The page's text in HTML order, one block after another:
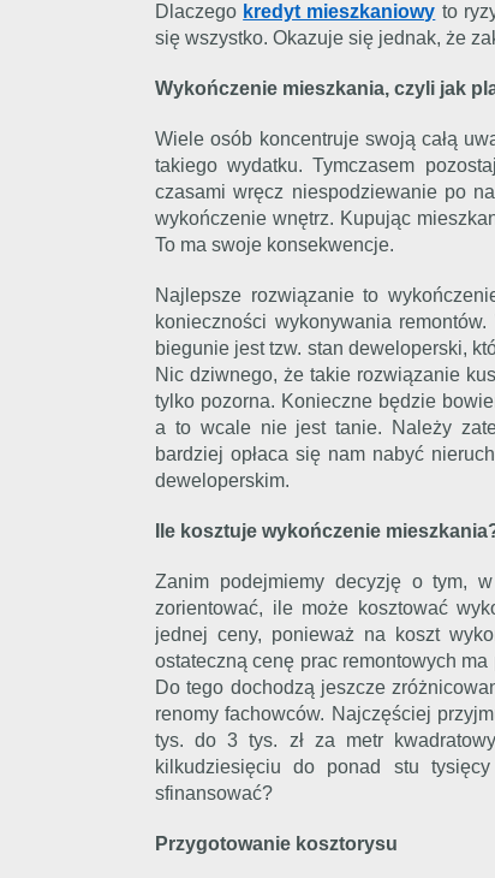
Dlaczego kredyt mieszkaniowy to
się wszystko. Okazuje się jednak, że
Wykończenie mieszkania, czyli jak
Wiele osób koncentruje swoją całą
takiego wydatku. Tymczasem
czasami wręcz niespodziewanie po
wykończenie wnętrz. Kupując
To ma swoje konsekwencje.
Najlepsze rozwiązanie to
konieczności wykonywania
biegunie jest tzw. stan deweloperski,
Nic dziwnego, że takie rozwiązanie
tylko pozorna. Konieczne będzie
a to wcale nie jest tanie. Należy
bardziej opłaca się nam nabyć
deweloperskim.
Ile kosztuje wykończenie
Zanim podejmiemy decyzję o tym,
zorientować, ile może kosztować
jednej ceny, ponieważ na koszt
ostateczną cenę prac remontowych
Do tego dochodzą jeszcze
renomy fachowców. Najczęściej
tys. do 3 tys. zł za metr
kilkudziesięciu do ponad stu
sfinansować?
Przygotowanie kosztorysu